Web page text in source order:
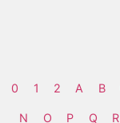
0 1 2 A B
N O P Q R